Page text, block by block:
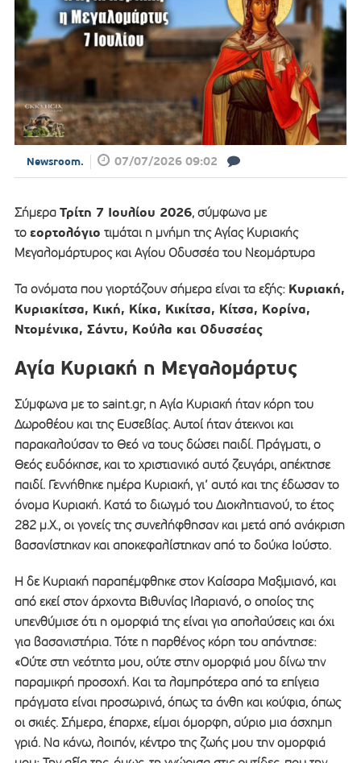
Newsroom. 07/07/2026 09:02
Σήμερα Τρίτη 7 Ιουλίου 2026, σύμφωνα με
το εορτολόγιο τιμάται η μνήμη της Αγίας Κυριακής
Μεγαλομάρτυρος και Αγίου Οδυσσέα του Νεομάρτυρα
Τα ονόματα που γιορτάζουν σήμερα είναι τα εξής: Κυριακή,
Κυριακίτσα, Κική, Κίκα, Κικίτσα, Κίτσα, Κορίνα,
Ντομένικα, Σάντυ, Κούλα και Οδυσσέας
Αγία Κυριακή η Μεγαλομάρτυς
Σύμφωνα με το saint.gr, η Αγία Κυριακή ήταν κόρη του
Δωροθέου και της Ευσεβίας. Αυτοί ήταν άτεκνοι και
παρακαλούσαν το Θεό να τους δώσει παιδί. Πράγματι, ο
Θεός ευδόκησε, και το χριστιανικό αυτό ζευγάρι, απέκτησε
παιδί. Γεννήθηκε ημέρα Κυριακή, γι’ αυτό και της έδωσαν το
όνομα Κυριακή. Κατά το διωγμό του Διοκλητιανού, το έτος
282 μ.Χ., οι γονείς της συνελήφθησαν και μετά από ανάκριση
βασανίστηκαν και αποκεφαλίστηκαν από το δούκα Ιούστο.
Η δε Κυριακή παραπέμφθηκε στον Καίσαρα Μαξιμιανό, και
από εκεί στον άρχοντα Βιθυνίας Ιλαριανό, ο οποίος της
υπενθύμισε ότι η ομορφιά της είναι για απολαύσεις και όχι
για βασανιστήρια. Τότε η παρθένος κόρη του απάντησε:
«Ούτε στη νεότητα μου, ούτε στην ομορφιά μου δίνω την
παραμικρή προσοχή. Και τα λαμπρότερα από τα επίγεια
πράγματα είναι προσωρινά, όπως τα άνθη και κούφια, όπως
οι σκιές. Σήμερα, έπαρχε, είμαι όμορφη, αύριο μια άσχημη
γριά. Να κάνω, λοιπόν, κέντρο της ζωής μου την ομορφιά